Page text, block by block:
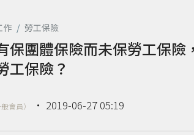
作 / 勞工保險
保團體保險而未保勞工保
工保險？
般會員） ‧ 2019-06-27 05:19